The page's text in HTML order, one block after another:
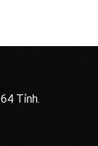
Tỉnh.